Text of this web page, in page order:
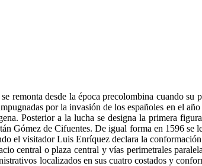
remonta desde la época precolombina cuando su
por la invasión de los españoles en el
Posterior a la lucha se designa la primera
Gómez de Cifuentes. De igual forma en 1596
el visitador Luis Enríquez declara la
central o plaza central y vías perimetrales
localizados en sus cuatro costados y